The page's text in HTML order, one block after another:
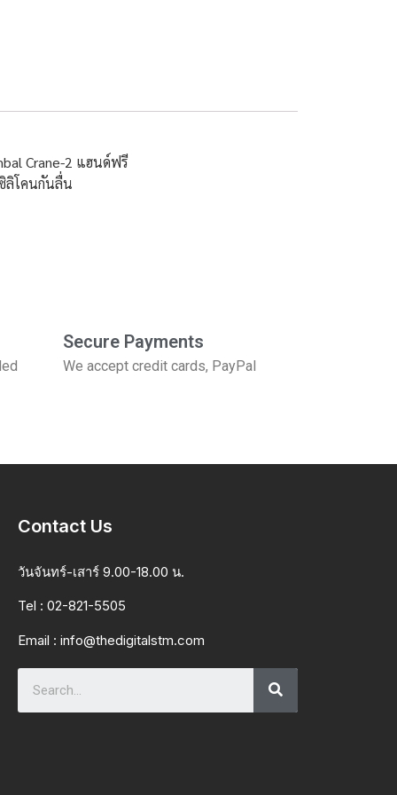
Crane-2 แฮนด์ฟรี
ลิโคนกันลื่น
Secure Payments
We accept credit cards, PayPal
Contact Us
วันจันทร์-เสาร์ 9.00-18.00 น.
Tel : 02-821-5505
Email : info@thedigitalstm.com